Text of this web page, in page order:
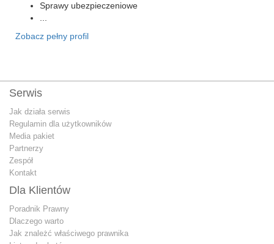
Sprawy ubezpieczeniowe
Zobacz pełny profil
Serwis
Jak działa serwis
Regulamin dla użytkowników
Media pakiet
Partnerzy
Zespół
Kontakt
Dla Klientów
Poradnik Prawny
Dlaczego warto
Jak znależć właściwego prawnika